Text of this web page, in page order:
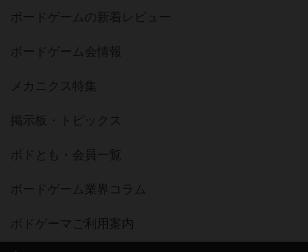
ボードゲームの新着レビュー
ボードゲーム会情報
メカニクス特集
掲示板・トピックス
ボドとも・会員一覧
ボードゲーム業界コラム
ボドゲーマご利用案内